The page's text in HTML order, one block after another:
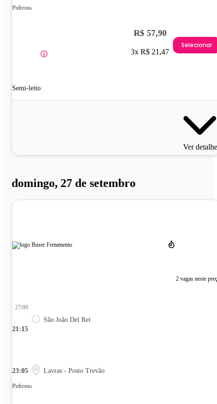
Poltrona
Semi-leito
R$ 57,90
3x R$ 21,47
Selecionar
Ver
domingo, 27 de setembro
2 vagas neste
21:15
27/09
São João Del Rei
23:05 Lavras - Posto Trevão
Poltrona